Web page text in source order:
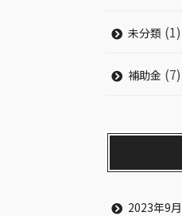
未分類 (1)
補助金 (7)
2023年9月